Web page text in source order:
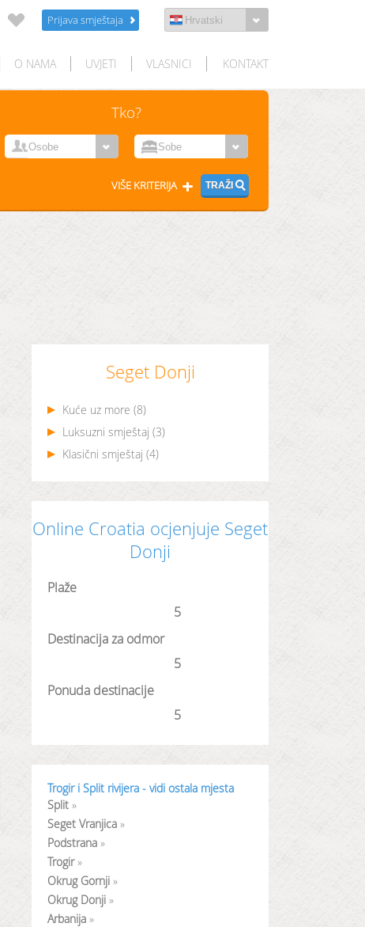
Prijava smještaja
O NAMA UVJETI VLASNICI KONTAKT
Tko?
VIŠE KRITERIJA
Seget Donji
Kuće uz more (8)
Luksuzni smještaj (3)
Klasični smještaj (4)
Online Croatia ocjenjuje Seget
Donji
Plaže
Destinacija za odmor
Ponuda destinacije
Trogir i Split rivijera - vidi ostala mjesta
Split »
Seget Vranjica »
Podstrana »
Trogir»
Okrug Gornji »
Okrug Donji »
Arbanija »